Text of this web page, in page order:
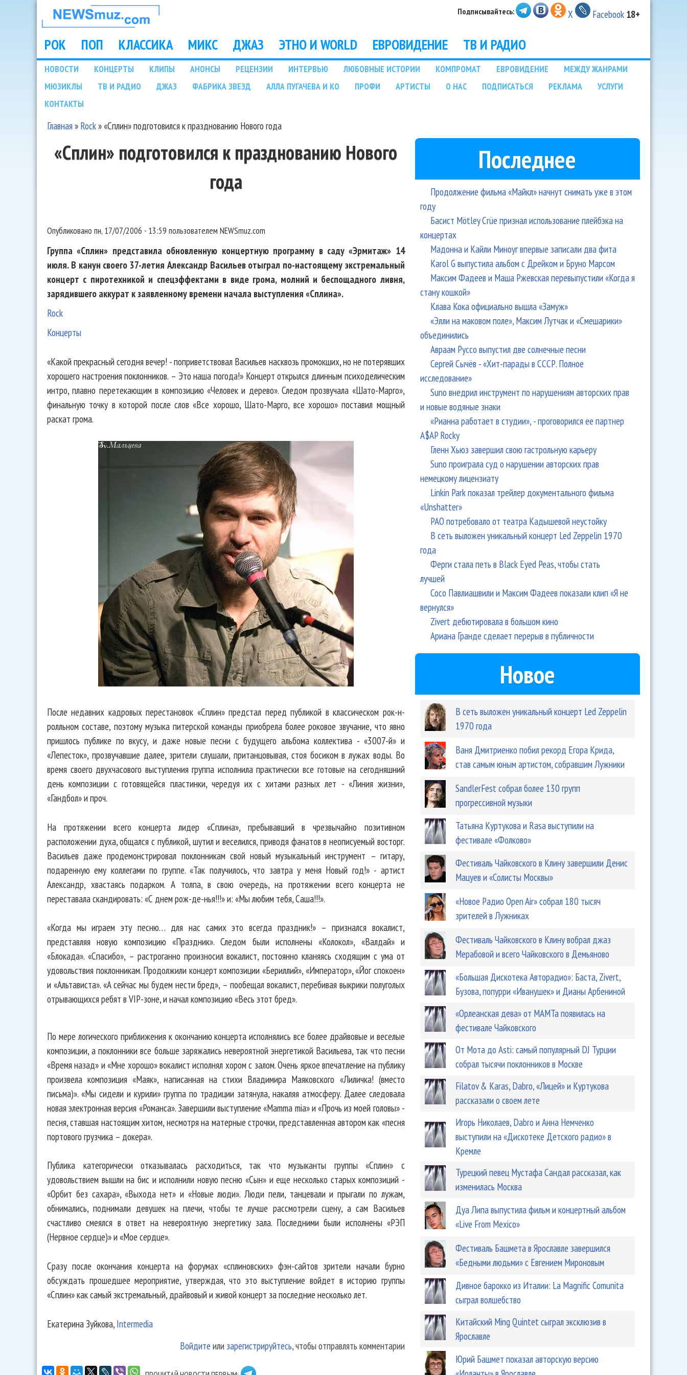
НОВОСТИ
МУЗЫКИ И
ШОУ БИЗНЕСА
NEWSMUZ.COM
Подписывайтесь: X Facebook 18+
Main menu
РОК ПОП КЛАССИКА МИКС ДЖАЗ ЭТНО И WORLD ЕВРОВИДЕНИЕ ТВ И РАДИО
Подразделы
НОВОСТИ КОНЦЕРТЫ КЛИПЫ АНОНСЫ РЕЦЕНЗИИ ИНТЕРВЬЮ ЛЮБОВНЫЕ ИСТОРИИ КОМПРОМАТ ЕВРОВИДЕНИЕ
МЕЖДУ ЖАНРАМИ
МЮЗИКЛЫ
ТВ И РАДИО ДЖАЗ ФАБРИКА ЗВЕЗД АЛЛА ПУГАЧЕВА И КО ПРОФИ АРТИСТЫ О НАС ПОДПИСАТЬСЯ РЕКЛАМА
УСЛУГИ
КОНТАКТЫ
Главная» Rock»«Сплин» подготовился к празднованию Нового года
«Сплин» подготовился к празднованию Нового
года
Опубликовано пн, 17/07/2006 - 13:59 пользователем NEWSmuz.com
Группа «Сплин» представила обновленную концертную программу в саду «Эрмитаж» 14
июля. В канун своего 37-летия Александр Васильев отыграл по-настоящему экстремальный
концерт с пиротехникой и спецэффектами в виде грома, молний и беспощадного ливня,
зарядившего аккурат к заявленному времени начала выступления «Сплина».
Rock
Концерты
«Какой прекрасный сегодня вечер! - поприветствовал Васильев насквозь промокших, но не потерявших
хорошего настроения поклонников. – Это наша погода!» Концерт открылся длинным психоделическим
интро, плавно перетекающим в композицию «Человек и дерево». Следом прозвучала «Шато-Марго»,
финальную точку в которой после слов «Все хорошо, Шато-Марго, все хорошо» поставил мощный
раскат грома.
После недавних кадровых перестановок «Сплин» предстал перед публикой в классическом рок-н-
ролльном составе, поэтому музыка питерской команды приобрела более роковое звучание, что явно
пришлось публике по вкусу, и даже новые песни с будущего альбома коллектива - «3007-й» и
«Лепесток», прозвучавшие далее, зрители слушали, пританцовывая, стоя босиком в лужах воды. Во
время своего двухчасового выступления группа исполнила практически все готовые на сегодняшний
день композиции с готовящейся пластинки, чередуя их с хитами разных лет - «Линия жизни»,
«Гандбол» и проч.
На протяжении всего концерта лидер «Сплина», пребывавший в чрезвычайно позитивном
расположении духа, общался с публикой, шутил и веселился, приводя фанатов в неописуемый восторг.
Васильев даже продемонстрировал поклонникам свой новый музыкальный инструмент – гитару,
подаренную ему коллегами по группе. «Так получилось, что завтра у меня Новый год!» - артист
Александр, хвастаясь подарком. А толпа, в свою очередь, на протяжении всего концерта не
переставала скандировать: «С днем рож-де-нья!!!» и: «Мы любим тебя, Саша!!!».
«Когда мы играем эту песню… для нас самих это всегда праздник!» – признался вокалист,
представляя новую композицию «Праздник». Следом были исполнены «Колокол», «Валдай» и
«Блокада». «Спасибо», – растроганно произносил вокалист, постоянно кланяясь сходящим с ума от
удовольствия поклонникам. Продолжили концерт композиции «Бериллий», «Император», «Йог спокоен»
и «Альтависта». «А сейчас мы будем нести бред», – пообещал вокалист, перебивая выкрики полуголых
отрывающихся ребят в VIP-зоне, и начал композицию «Весь этот бред».
По мере логического приближения к окончанию концерта исполнялись все более драйвовые и веселые
композиции, а поклонники все больше заряжались невероятной энергетикой Васильева, так что песни
«Время назад» и «Мне хорошо» вокалист исполнял хором с залом. Очень яркое впечатление на публику
произвела композиция «Маяк», написанная на стихи Владимира Маяковского «Лиличка! (вместо
письма)». «Мы сидели и курили» группа по традиции затянула, накаляя атмосферу. Далее следовала
новая электронная версия «Романса». Завершили выступление «Mamma mia» и «Прочь из моей головы» -
песня, ставшая настоящим хитом, несмотря на матерные строчки, представленная автором как «песня
портового грузчика – докера».
Публика категорически отказывалась расходиться, так что музыканты группы «Сплин» с
удовольствием вышли на бис и исполнили новую песню «Сын» и еще несколько старых композиций -
«Орбит без сахара», «Выхода нет» и «Новые люди». Люди пели, танцевали и прыгали по лужам,
обнимались, поднимали девушек на плечи, чтобы те лучше рассмотрели сцену, а сам Васильев
счастливо смеялся в ответ на невероятную энергетику зала. Последними были исполнены «РЭП
(Нервное сердце)» и «Мое сердце».
Сразу после окончания концерта на форумах «сплиновских» фэн-сайтов зрители начали бурно
обсуждать прошедшее мероприятие, утверждая, что это выступление войдет в историю группы
«Сплин» как самый экстремальный, драйвовый и живой концерт за последние несколько лет.
Екатерина Зуйкова, Intermedia
Войдите или зарегистрируйтесь, чтобы отправлять комментарии
Последнее
Продолжение фильма «Майкл» начнут снимать уже в этом
году
Басист Mötley Crüe признал использование плейбэка на
концертах
Мадонна и Кайли Миноуг впервые записали два фита
Karol G выпустила альбом с Дрейком и Бруно Марсом
Максим Фадеев и Маша Ржевская перевыпустили «Когда я
стану кошкой»
Клава Кока официально вышла «Замуж»
«Элли на маковом поле», Максим Лутчак и «Смешарики»
объединились
Авраам Руссо выпустил две солнечные песни
Сергей Сычёв - «Хит-парады в СССР. Полное
исследование»
Suno внедрил инструмент по нарушениям авторских прав
и новые водяные знаки
«Рианна работает в студии», - проговорился ее партнер
A$AP Rocky
Гленн Хьюз завершил свою гастрольную карьеру
Suno проиграла суд о нарушении авторских прав
немецкому лицензиату
Linkin Park показал трейлер документального фильма
«Unshatter»
РАО потребовало от театра Кадышевой неустойку
В сеть выложен уникальный концерт Led Zeppelin 1970
года
Ферги стала петь в Black Eyed Peas, чтобы стать
лучшей
Сосо Павлиашвили и Максим Фадеев показали клип «Я не
вернулся»
Zivert дебютировала в большом кино
Ариана Гранде сделает перерыв в публичности
Новое
В сеть выложен уникальный концерт Led Zeppelin
1970 года
Ваня Дмитриенко побил рекорд Егора Крида,
став самым юным артистом, собравшим Лужники
SandlerFest собрал более 130 групп
прогрессивной музыки
Татьяна Куртукова и Rasa выступили на
фестивале «Фолково»
Фестиваль Чайковского в Клину завершили Денис
Мацуев и «Солисты Москвы»
«Новое Радио Open Air» собрал 180 тысяч
зрителей в Лужниках
Фестиваль Чайковского в Клину вобрал джаз
Мерабовой и всего Чайковского в Демьяново
«Большая Дискотека Авторадио»: Баста, Zivert,
Бузова, попурри «Иванушек» и Дианы Арбениной
«Орлеанская дева» от МАМТа появилась на
фестивале Чайковского
От Мота до Asti: самый популярный DJ Турции
собрал тысячи поклонников в Москве
Filatov & Karas, Dabro, «Лицей» и Куртукова
рассказали о своем лете
Игорь Николаев, Dabro и Анна Немченко
выступили на «Дискотеке Детского радио» в
Кремле
Турецкий певец Мустафа Сандал рассказал, как
изменилась Москва
Дуа Липа выпустила фильм и концертный альбом
«Live From Mexico»
Фестиваль Башмета в Ярославле завершился
«Бедными людьми» с Евгением Мироновым
Дивное барокко из Италии: La Magnific Comunita
сыграл волшебство
Китайский Ming Quintet сыграл эксклюзив в
Ярославле
Юрий Башмет показал авторскую версию